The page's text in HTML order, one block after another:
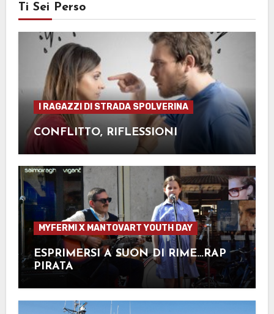
Ti Sei Perso
I RAGAZZI DI STRADA SPOLVERINA
CONFLITTO, RIFLESSIONI
MYFERMI X MANTOVART YOUTH DAY
ESPRIMERSI A SUON DI RIME…RAP
PIRATA